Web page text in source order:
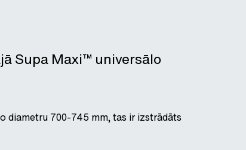
Supa Maxi™ universālo
diametru 700-745 mm, tas ir izstrādāts